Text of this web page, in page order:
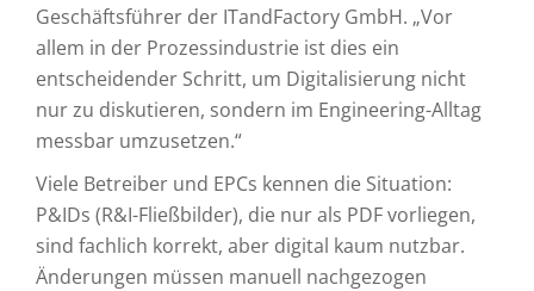
Geschäftsführer der ITandFactory GmbH. „Vor
allem in der Prozessindustrie ist dies ein
entscheidender Schritt, um Digitalisierung nicht
nur zu diskutieren, sondern im Engineering-Alltag
messbar umzusetzen.“
Viele Betreiber und EPCs kennen die Situation:
P&IDs (R&I-Fließbilder), die nur als PDF vorliegen,
sind fachlich korrekt, aber digital kaum nutzbar.
Änderungen müssen manuell nachgezogen